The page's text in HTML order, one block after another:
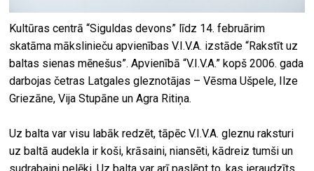
Kultūras centrā “Siguldas devons” līdz 14. februārim
skatāma mākslinieču apvienības V.I.V.A. izstāde “Rakstīt uz
baltas sienas mēnešus”. Apvienībā “V.I.V.A.” kopš 2006. gada
darbojas četras Latgales gleznotājas – Vēsma Ušpele, Ilze
Griezāne, Vija Stupāne un Agra Ritiņa.
Uz balta var visu labāk redzēt, tāpēc V.I.V.A. gleznu raksturi
uz baltā audekla ir koši, krāsaini, niansēti, kādreiz tumši un
sudrabaini pelēki. Uz balta var arī paslēpt to, kas ieraudzīts